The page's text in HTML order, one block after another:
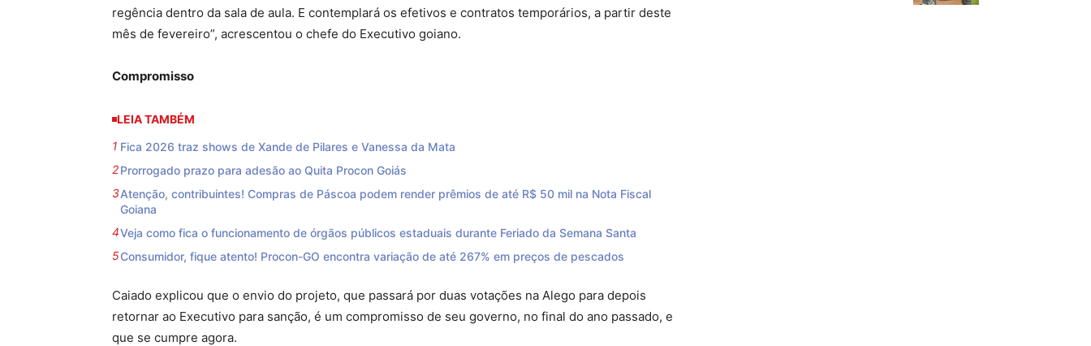
regência dentro da sala de aula. E contemplará os efetivos e contratos temporários, a partir deste
mês de fevereiro”, acrescentou o chefe do Executivo goiano.
Compromisso
LEIA TAMBÉM
Fica 2026 traz shows de Xande de Pilares e Vanessa da Mata
Prorrogado prazo para adesão ao Quita Procon Goiás
Atenção, contribuintes! Compras de Páscoa podem render prêmios de até R$ 50 mil na Nota Fiscal
Goiana
Veja como fica o funcionamento de órgãos públicos estaduais durante Feriado da Semana Santa
Consumidor, fique atento! Procon-GO encontra variação de até 267% em preços de pescados
Caiado explicou que o envio do projeto, que passará por duas votações na Alego para depois
retornar ao Executivo para sanção, é um compromisso de seu governo, no final do ano passado, e
que se cumpre agora.